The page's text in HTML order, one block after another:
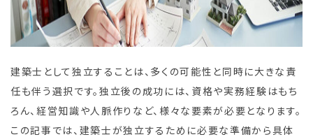
建築士として独立することは、多くの可能性と同時に大きな責
任も伴う選択です。独立後の成功には、資格や実務経験はもち
ろん、経営知識や人脈作りなど、様々な要素が必要となります。
この記事では、建築士が独立するために必要な準備から具体